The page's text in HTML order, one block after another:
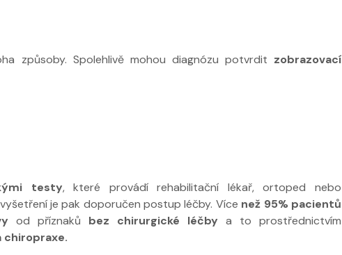
způsoby. Spolehlivě mohou diagnózu potvrdit zobrazovací
testy, které provádí rehabilitační lékař, ortoped nebo
je pak doporučen postup léčby. Více než 95% pacientů
od příznaků bez chirurgické léčby a to prostřednictvím
chiropraxe.